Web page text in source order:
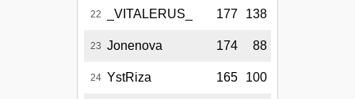
22 _VITALERUS_ 177 138
23 Jonenova 174 88
24 YstRiza 165 100